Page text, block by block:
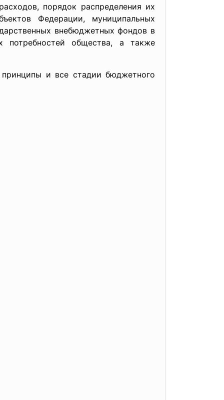
порядок распределения их
Федерации, муниципальных
внебюджетных фондов в
потребностей общества, а также
и все стадии бюджетного